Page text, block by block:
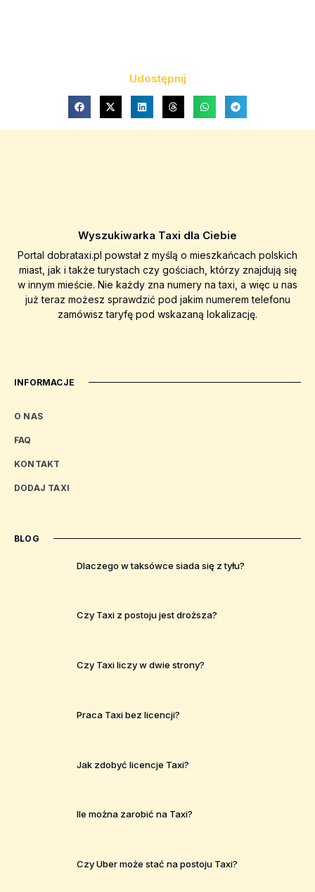
Udostępnij
Wyszukiwarka Taxi dla Ciebie
Portal dobrataxi.pl powstał z myślą o mieszkańcach polskich
miast, jak i także turystach czy gościach, którzy znajdują się
w innym mieście. Nie każdy zna numery na taxi, a więc u nas
już teraz możesz sprawdzić pod jakim numerem telefonu
zamówisz taryfę pod wskazaną lokalizację.
INFORMACJE
O NAS
FAQ
KONTAKT
DODAJ TAXI
BLOG
Dlaczego w taksówce siada się z tyłu?
Czy Taxi z postoju jest droższa?
Czy Taxi liczy w dwie strony?
Praca Taxi bez licencji?
Jak zdobyć licencje Taxi?
Ile można zarobić na Taxi?
Czy Uber może stać na postoju Taxi?